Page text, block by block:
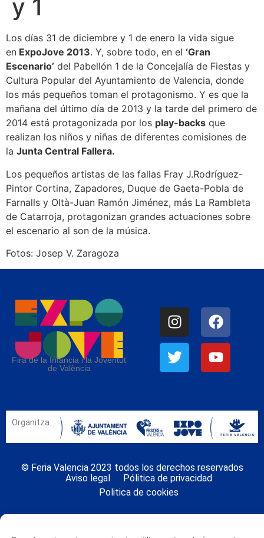
y 1
Los días 31 de diciembre y 1 de enero la vida sigue
en ExpoJove 2013. Y, sobre todo, en el ‘Gran
Escenario’ del Pabellón 1 de la Concejalía de Fiestas y
Cultura Popular del Ayuntamiento de Valencia, donde
los más pequeños toman el protagonismo. Y es que la
mañana del último día de 2013 y la tarde del primero de
2014 está protagonizada por los play-backs que
realizan los niños y niñas de diferentes comisiones de
la Junta Central Fallera.
Los pequeños artistas de las fallas Fray J.Rodríguez-
Pintor Cortina, Zapadores, Duque de Gaeta-Pobla de
Farnalls y Oltà-Juan Ramón Jiménez, más La Rambleta
de Catarroja, protagonizan grandes actuaciones sobre
el escenario al son de la música.
Fotos: Josep V. Zaragoza
Fira de la Infància i la Joventut
de València
Organitza
© Feria Valencia 2023 todos los derechos reservados
Aviso legal
Pólitica de privacidad
Politica de cookies